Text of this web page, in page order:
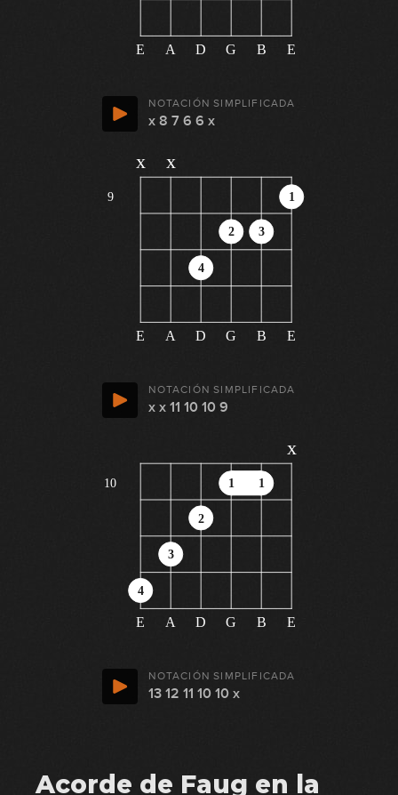
E A D G B E
NOTACIÓN SIMPLIFICADA
x 8 7 6 6 x
9
E A D G B E
x x
4
2 3
1
NOTACIÓN SIMPLIFICADA
x x 11 10 10 9
10
E A D G B E
1 1
4
3
2
x
NOTACIÓN SIMPLIFICADA
13 12 11 10 10 x
Acorde de Faug en la